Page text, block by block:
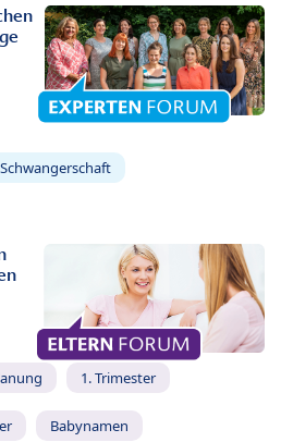
Schwangerschaft
1. Trimester
Babynamen